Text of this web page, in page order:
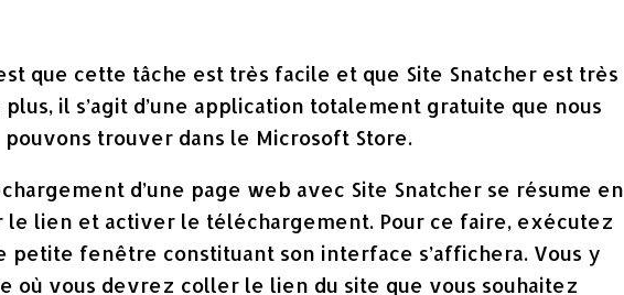
que cette tâche est très facile et que Site Snatcher est très
il s’agit d’une application totalement gratuite que nous
pouvons trouver dans le Microsoft Store.
d’une page web avec Site Snatcher se résume en
le lien et activer le téléchargement. Pour ce faire, exécutez
petite fenêtre constituant son interface s’affichera. Vous y
où vous devrez coller le lien du site que vous souhaitez